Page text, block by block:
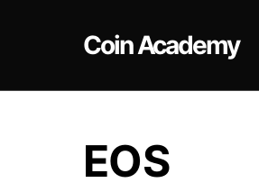
Coin Academy
EOS